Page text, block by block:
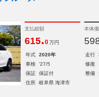
支払総額
615.0 万円
本体
年式 2020年 走行
車検
'27/5 修復
保証
保証付 整備
住所
岐阜県 海津市